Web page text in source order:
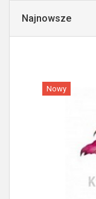
Najnowsze
Nowy